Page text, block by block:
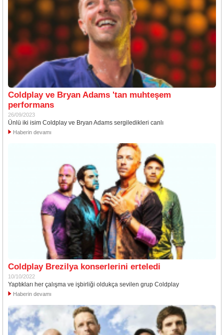
Coldplay ve Bryan Adams 'tan muhteşem
performans
26/09/2023
Ünlü iki isim Coldplay ve Bryan Adams sergiledikleri canlı
Haberin devamı
Coldplay Brezilya konserlerini erteledi
10/10/2022
Yaptıkları her çalışma ve işbirliği oldukça sevilen grup Coldplay
Haberin devamı